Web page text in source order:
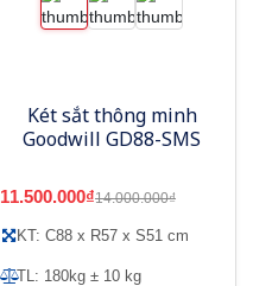
Két sắt thông minh
Goodwill GD88-SMS
11.500.000₫14.000.000₫
KT: C88 x R57 x S51 cm
TL: 180kg ± 10 kg